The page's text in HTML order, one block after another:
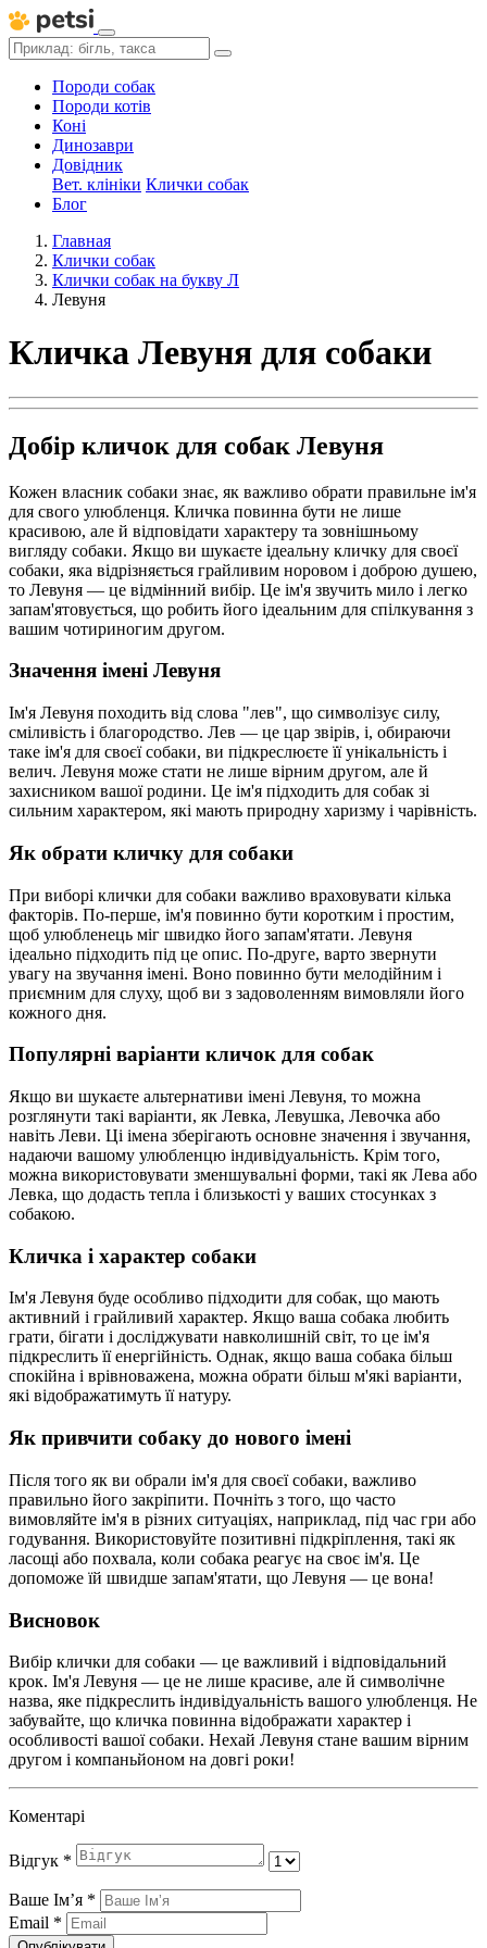
Породи собак
Породи котів
Коні
Динозаври
Довідник
Вет. клініки Клички собак
Блог
Главная
Клички собак
Клички собак на букву Л
Левуня
Кличка Левуня для собаки
Добір кличок для собак Левуня
Кожен власник собаки знає, як важливо обрати правильне ім'я
для свого улюбленця. Кличка повинна бути не лише
красивою, але й відповідати характеру та зовнішньому
вигляду собаки. Якщо ви шукаєте ідеальну кличку для своєї
собаки, яка відрізняється грайливим норовом і доброю душею,
то Левуня — це відмінний вибір. Це ім'я звучить мило і легко
запам'ятовується, що робить його ідеальним для спілкування з
вашим чотириногим другом.
Значення імені Левуня
Ім'я Левуня походить від слова "лев", що символізує силу,
сміливість і благородство. Лев — це цар звірів, і, обираючи
таке ім'я для своєї собаки, ви підкреслюєте її унікальність і
велич. Левуня може стати не лише вірним другом, але й
захисником вашої родини. Це ім'я підходить для собак зі
сильним характером, які мають природну харизму і чарівність.
Як обрати кличку для собаки
При виборі клички для собаки важливо враховувати кілька
факторів. По-перше, ім'я повинно бути коротким і простим,
щоб улюбленець міг швидко його запам'ятати. Левуня
ідеально підходить під це опис. По-друге, варто звернути
увагу на звучання імені. Воно повинно бути мелодійним і
приємним для слуху, щоб ви з задоволенням вимовляли його
кожного дня.
Популярні варіанти кличок для собак
Якщо ви шукаєте альтернативи імені Левуня, то можна
розглянути такі варіанти, як Левка, Левушка, Левочка або
навіть Леви. Ці імена зберігають основне значення і звучання,
надаючи вашому улюбленцю індивідуальність. Крім того,
можна використовувати зменшувальні форми, такі як Лева або
Левка, що додасть тепла і близькості у ваших стосунках з
собакою.
Кличка і характер собаки
Ім'я Левуня буде особливо підходити для собак, що мають
активний і грайливий характер. Якщо ваша собака любить
грати, бігати і досліджувати навколишній світ, то це ім'я
підкреслить її енергійність. Однак, якщо ваша собака більш
спокійна і врівноважена, можна обрати більш м'які варіанти,
які відображатимуть її натуру.
Як привчити собаку до нового імені
Після того як ви обрали ім'я для своєї собаки, важливо
правильно його закріпити. Почніть з того, що часто
вимовляйте ім'я в різних ситуаціях, наприклад, під час гри або
годування. Використовуйте позитивні підкріплення, такі як
ласощі або похвала, коли собака реагує на своє ім'я. Це
допоможе їй швидше запам'ятати, що Левуня — це вона!
Висновок
Вибір клички для собаки — це важливий і відповідальний
крок. Ім'я Левуня — це не лише красиве, але й символічне
назва, яке підкреслить індивідуальність вашого улюбленця. Не
забувайте, що кличка повинна відображати характер і
особливості вашої собаки. Нехай Левуня стане вашим вірним
другом і компаньйоном на довгі роки!
Коментарі
Відгук *
Ваше Імʼя *
Email *